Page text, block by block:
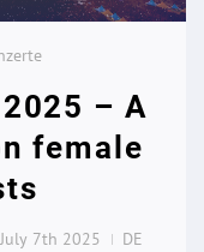
– A
female
July 7th 2025 DE